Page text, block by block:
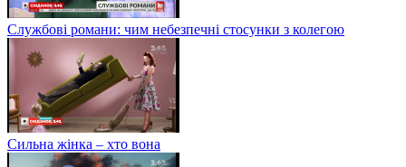
Службові романи: чим небезпечні стосунки з колегою
Сильна жінка – хто вона